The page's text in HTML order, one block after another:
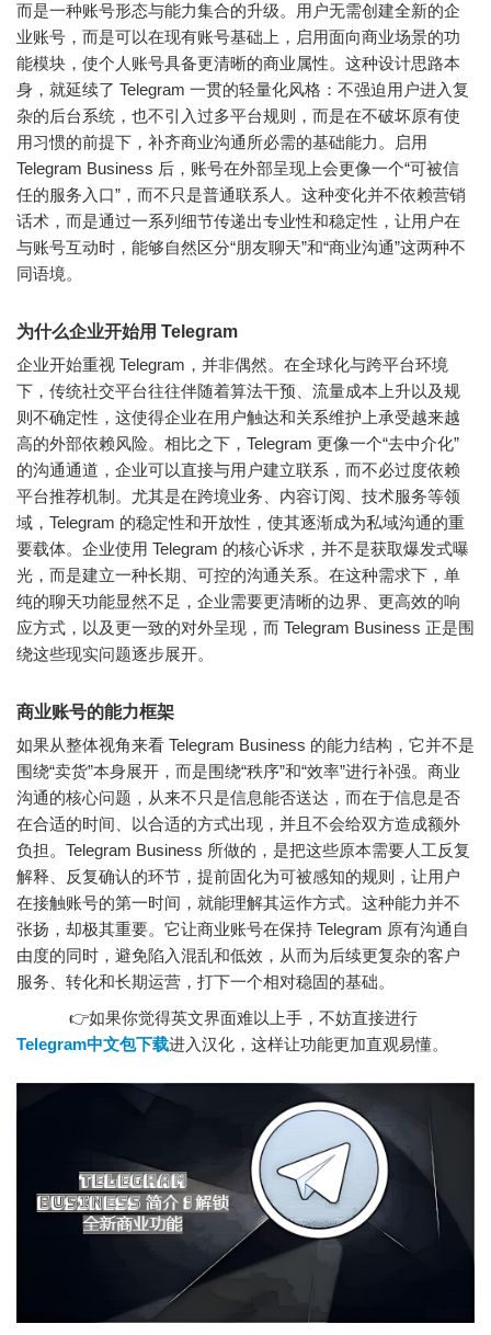
而是一种账号形态与能力集合的升级。用户无需创建全新的企
业账号，而是可以在现有账号基础上，启用面向商业场景的功
能模块，使个人账号具备更清晰的商业属性。这种设计思路本
身，就延续了 Telegram 一贯的轻量化风格：不强迫用户进入复
杂的后台系统，也不引入过多平台规则，而是在不破坏原有使
用习惯的前提下，补齐商业沟通所必需的基础能力。启用
Telegram Business 后，账号在外部呈现上会更像一个“可被信
任的服务入口”，而不只是普通联系人。这种变化并不依赖营销
话术，而是通过一系列细节传递出专业性和稳定性，让用户在
与账号互动时，能够自然区分“朋友聊天”和“商业沟通”这两种不
同语境。
为什么企业开始用 Telegram
企业开始重视 Telegram，并非偶然。在全球化与跨平台环境
下，传统社交平台往往伴随着算法干预、流量成本上升以及规
则不确定性，这使得企业在用户触达和关系维护上承受越来越
高的外部依赖风险。相比之下，Telegram 更像一个“去中介化”
的沟通通道，企业可以直接与用户建立联系，而不必过度依赖
平台推荐机制。尤其是在跨境业务、内容订阅、技术服务等领
域，Telegram 的稳定性和开放性，使其逐渐成为私域沟通的重
要载体。企业使用 Telegram 的核心诉求，并不是获取爆发式曝
光，而是建立一种长期、可控的沟通关系。在这种需求下，单
纯的聊天功能显然不足，企业需要更清晰的边界、更高效的响
应方式，以及更一致的对外呈现，而 Telegram Business 正是围
绕这些现实问题逐步展开。
商业账号的能力框架
如果从整体视角来看 Telegram Business 的能力结构，它并不是
围绕“卖货”本身展开，而是围绕“秩序”和“效率”进行补强。商业
沟通的核心问题，从来不只是信息能否送达，而在于信息是否
在合适的时间、以合适的方式出现，并且不会给双方造成额外
负担。Telegram Business 所做的，是把这些原本需要人工反复
解释、反复确认的环节，提前固化为可被感知的规则，让用户
在接触账号的第一时间，就能理解其运作方式。这种能力并不
张扬，却极其重要。它让商业账号在保持 Telegram 原有沟通自
由度的同时，避免陷入混乱和低效，从而为后续更复杂的客户
服务、转化和长期运营，打下一个相对稳固的基础。
👉如果你觉得英文界面难以上手，不妨直接进行
Telegram中文包下载进入汉化，这样让功能更加直观易懂。